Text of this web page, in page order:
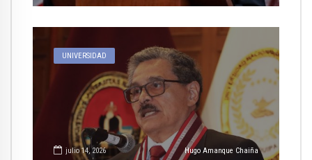
UNIVERSIDAD
julio 14, 2026 Hugo Amanque Chaiña